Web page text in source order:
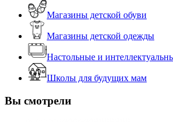
Магазины детской обуви
Магазины детской одежды
Настольные и
Школы для будущих мам
Вы смотрели